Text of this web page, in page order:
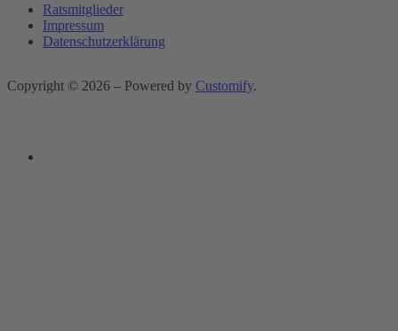
Ratsmitglieder
Impressum
Datenschutzerklärung
Copyright © 2026 – Powered by Customify.